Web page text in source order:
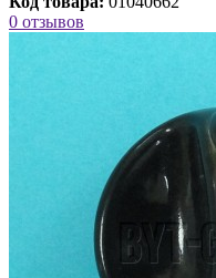
0 отзывов